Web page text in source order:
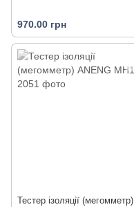
970.00 грн
Тестер ізоляції (мегомметр)